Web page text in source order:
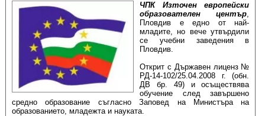
ЧПК Източен европейски
образователен център,
Пловдив е едно от най-
младите, но вече утвърдили
се учебни заведения в
Пловдив.
Открит с Държавен лиценз №
РД-14-102/25.04.2008 г. (обн.
ДВ бр. 49) и осъществява
обучение след завършено
средно образование съгласно Заповед на Министъра на
образованието, младежта и науката.